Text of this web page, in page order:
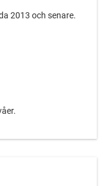
2013 och senare.